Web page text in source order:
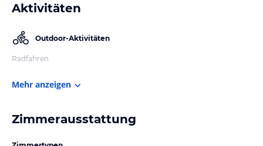
Aktivitäten
Outdoor-Aktivitäten
Radfahren
Mehr anzeigen
Zimmerausstattung